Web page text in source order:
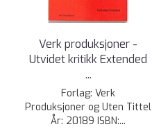
Verk produksjoner -
Utvidet kritikk Extended
...
Forlag: Verk
Produksjoner og Uten Tittel
År: 20189 ISBN:...